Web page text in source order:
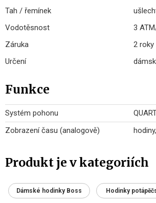
Tah / řemínek
Vodotěsnost
3
Záruka
2 roky
Určení
Funkce
Systém pohonu
Zobrazení času (analogově)
Produkt je v kategoriích
Dámské hodinky Boss Hodinky